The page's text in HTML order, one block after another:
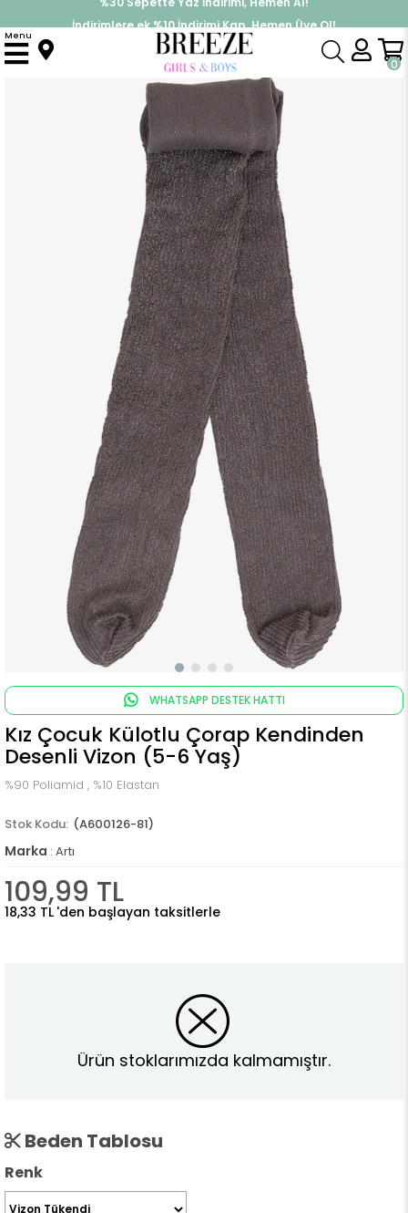
%30 Sepette Yaz İndirimi, Hemen Al!
İndirimlere ek %10 İndirimi Kap, Hemen Üye Ol!
0
Menu
Anasayfa Çorap Kız Çocuk Külotlu Çorap Kendinden Desenli Vizon (5-6 Yaş)
WHATSAPP DESTEK HATTI
Kız Çocuk Külotlu Çorap Kendinden
Desenli Vizon (5-6 Yaş)
%90 Poliamid , %10 Elastan
(A600126-81)
Marka : Artı
109,99 TL
18,33 TL 'den başlayan taksitlerle
Ürün stoklarımızda kalmamıştır.
Beden Tablosu
Renk